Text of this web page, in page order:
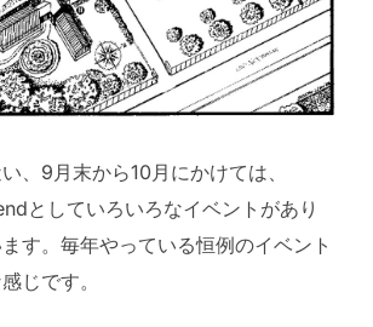
、9月末から10月にかけては、
としていろいろなイベントがあり
す。毎年やっている恒例のイベント
じです。